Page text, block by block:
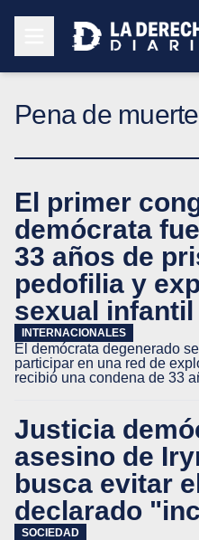
Pena de muerte
El primer
demócrata
33 años de
pedofilia y
sexual infantil
INTERNACIONALES
El demócrata degenerado
participar en una red de
recibió una condena de 33
Justicia
asesino de
busca evitar
declarado
SOCIEDAD